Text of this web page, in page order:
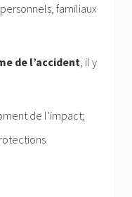
familiaux
de l’accident , il y
de l’impact;